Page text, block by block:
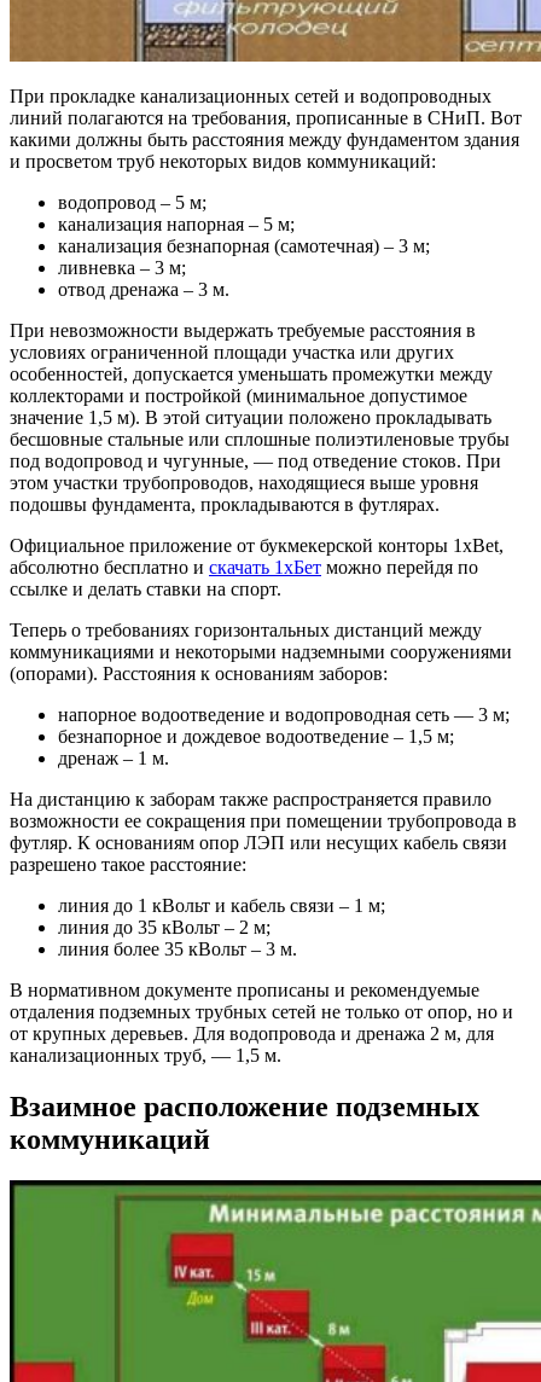
При прокладке канализационных сетей и водопроводных
линий полагаются на требования, прописанные в СНиП. Вот
какими должны быть расстояния между фундаментом здания
и просветом труб некоторых видов коммуникаций:
водопровод – 5 м;
канализация напорная – 5 м;
канализация безнапорная (самотечная) – 3 м;
ливневка – 3 м;
отвод дренажа – 3 м.
При невозможности выдержать требуемые расстояния в
условиях ограниченной площади участка или других
особенностей, допускается уменьшать промежутки между
коллекторами и постройкой (минимальное допустимое
значение 1,5 м). В этой ситуации положено прокладывать
бесшовные стальные или сплошные полиэтиленовые трубы
под водопровод и чугунные, — под отведение стоков. При
этом участки трубопроводов, находящиеся выше уровня
подошвы фундамента, прокладываются в футлярах.
Официальное приложение от букмекерской конторы 1xBet,
абсолютно бесплатно и скачать 1хБет можно перейдя по
ссылке и делать ставки на спорт.
Теперь о требованиях горизонтальных дистанций между
коммуникациями и некоторыми надземными сооружениями
(опорами). Расстояния к основаниям заборов:
напорное водоотведение и водопроводная сеть — 3 м;
безнапорное и дождевое водоотведение – 1,5 м;
дренаж – 1 м.
На дистанцию к заборам также распространяется правило
возможности ее сокращения при помещении трубопровода в
футляр. К основаниям опор ЛЭП или несущих кабель связи
разрешено такое расстояние:
линия до 1 кВольт и кабель связи – 1 м;
линия до 35 кВольт – 2 м;
линия более 35 кВольт – 3 м.
В нормативном документе прописаны и рекомендуемые
отдаления подземных трубных сетей не только от опор, но и
от крупных деревьев. Для водопровода и дренажа 2 м, для
канализационных труб, — 1,5 м.
Взаимное расположение подземных
коммуникаций